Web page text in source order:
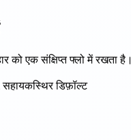
एक संक्षिप्त फ्लो में रखता है।
सहायकस्थिर डिफ़ॉल्ट